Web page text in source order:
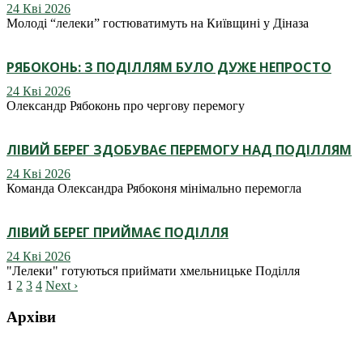
24 Кві 2026
Молоді “лелеки” гостюватимуть на Київщині у Діназа
РЯБОКОНЬ: З ПОДІЛЛЯМ БУЛО ДУЖЕ НЕПРОСТО
24 Кві 2026
Олександр Рябоконь про чергову перемогу
ЛІВИЙ БЕРЕГ ЗДОБУВАЄ ПЕРЕМОГУ НАД ПОДІЛЛЯМ
24 Кві 2026
Команда Олександра Рябоконя мінімально перемогла
ЛІВИЙ БЕРЕГ ПРИЙМАЄ ПОДІЛЛЯ
24 Кві 2026
"Лелеки" готуються приймати хмельницьке Поділля
1 2 3 4 Next ›
Архіви